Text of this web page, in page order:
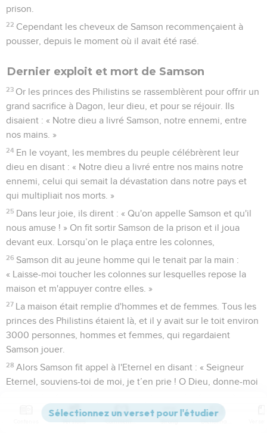
prison.
22 Cependant les cheveux de Samson recommençaient à
pousser, depuis le moment où il avait été rasé.
Dernier exploit et mort de Samson
23 Or les princes des Philistins se rassemblèrent pour offrir un
grand sacrifice à Dagon, leur dieu, et pour se réjouir. Ils
disaient : « Notre dieu a livré Samson, notre ennemi, entre
nos mains. »
24 En le voyant, les membres du peuple célébrèrent leur
dieu en disant : « Notre dieu a livré entre nos mains notre
ennemi, celui qui semait la dévastation dans notre pays et
qui multipliait nos morts. »
25 Dans leur joie, ils dirent : « Qu'on appelle Samson et qu'il
nous amuse ! » On fit sortir Samson de la prison et il joua
devant eux. Lorsqu’on le plaça entre les colonnes,
26 Samson dit au jeune homme qui le tenait par la main :
« Laisse-moi toucher les colonnes sur lesquelles repose la
maison et m'appuyer contre elles. »
27 La maison était remplie d'hommes et de femmes. Tous les
princes des Philistins étaient là, et il y avait sur le toit environ
3000 personnes, hommes et femmes, qui regardaient
Samson jouer.
28 Alors Samson fit appel à l'Eternel en disant : « Seigneur
Eternel, souviens-toi de moi, je t’en prie ! O Dieu, donne-moi
vengeance des Philistins pour mes deux yeux ! »
Versions Commentaires Strong